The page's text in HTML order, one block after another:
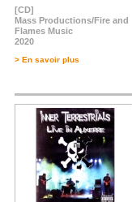
[CD]
Mass Productions/Fire and
Flames Music
2020
> En savoir plus